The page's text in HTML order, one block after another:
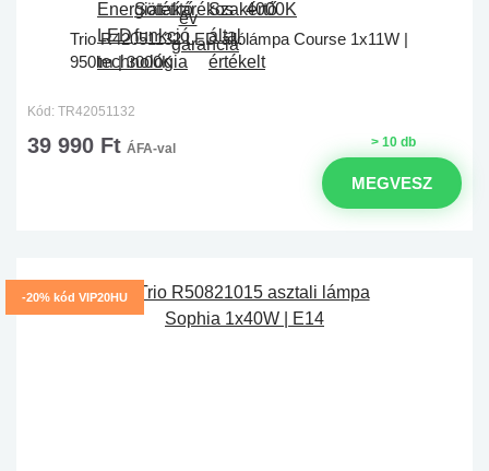
Trio R42051132 LED állólámpa Course 1x11W |
950lm | 3000K
Kód: TR42051132
> 10 db
39 990 Ft ÁFA-val
MEGVESZ
-20% kód VIP20HU